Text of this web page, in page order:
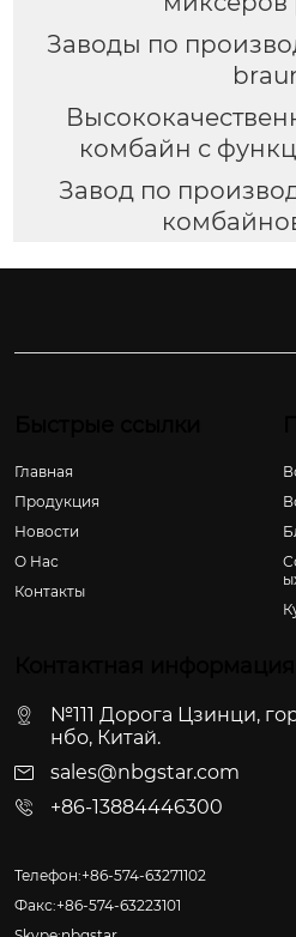
Заводы по
комбайн с
Завод по
Главная
Продукция
Новости
О Hас
Контакты
№111 Дорога Цзинци,
нбо, Китай.
sales@nbgstar.com
+86-13884446300
Телефон:+86-574-63271102
Факс:+86-574-63223101